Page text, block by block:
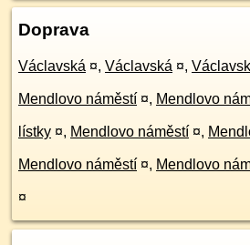
Doprava
Václavská ¤, Václavská ¤,
Mendlovo náměstí ¤, Mendlovo
lístky ¤, Mendlovo náměstí ¤,
Mendlovo náměstí ¤, Mendlovo
¤